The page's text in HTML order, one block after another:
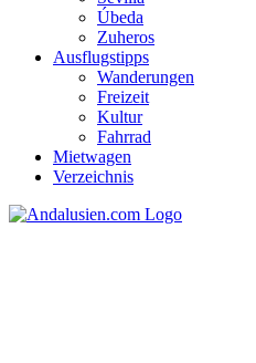
Úbeda
Zuheros
Ausflugstipps
Wanderungen
Freizeit
Kultur
Fahrrad
Mietwagen
Verzeichnis